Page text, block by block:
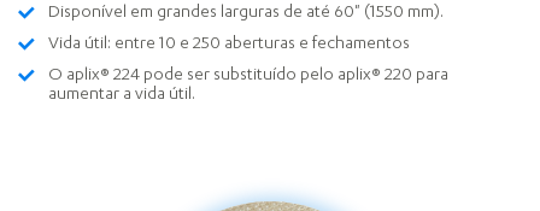
Disponível em grandes larguras de até 60" (1550 mm).
Vida útil: entre 10 e 250 aberturas e fechamentos
O aplix® 224 pode ser substituído pelo aplix® 220 para
aumentar a vida útil.